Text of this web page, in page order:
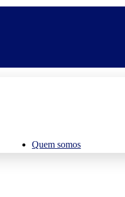
Quem somos